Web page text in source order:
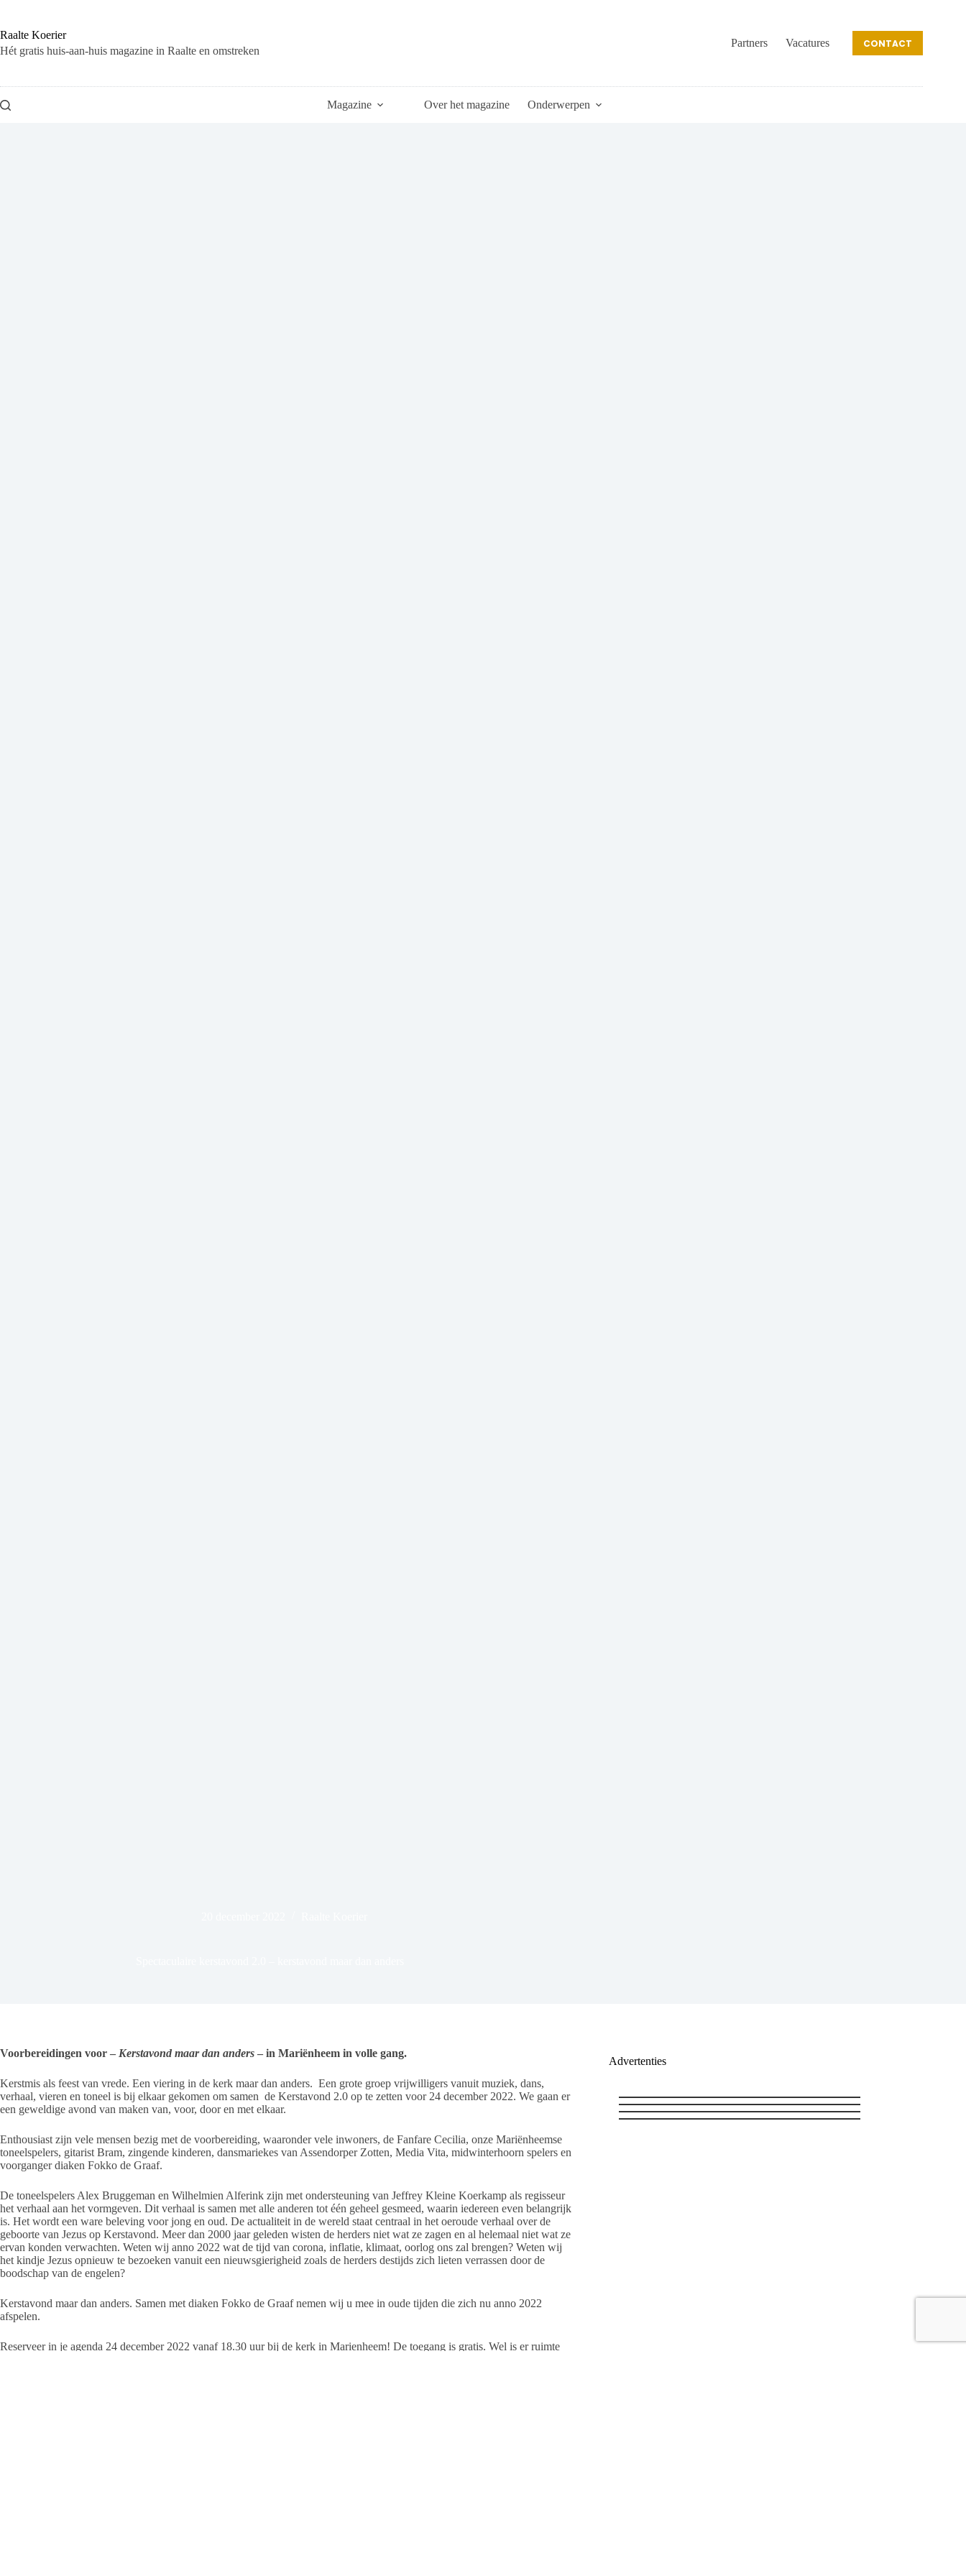
de
inhoud
Raalte Koerier
Hét gratis huis-aan-huis magazine in Raalte en omstreken
Partners Vacatures CONTACT
Magazine Over het magazine Onderwerpen
Voorbereidingen voor – Kerstavond maar dan anders – in Mariënheem in volle gang.
Kerstmis als feest van vrede. Een viering in de kerk maar dan anders. Een grote groep vrijwilligers vanuit muziek, dans,
verhaal, vieren en toneel is bij elkaar gekomen om samen de Kerstavond 2.0 op te zetten voor 24 december 2022. We gaan er
een geweldige avond van maken van, voor, door en met elkaar.
Enthousiast zijn vele mensen bezig met de voorbereiding, waaronder vele inwoners, de Fanfare Cecilia, onze Mariënheemse
toneelspelers, gitarist Bram, zingende kinderen, dansmariekes van Assendorper Zotten, Media Vita, midwinterhoorn spelers en
voorganger diaken Fokko de Graaf.
De toneelspelers Alex Bruggeman en Wilhelmien Alferink zijn met ondersteuning van Jeffrey Kleine Koerkamp als regisseur
het verhaal aan het vormgeven. Dit verhaal is samen met alle anderen tot één geheel gesmeed, waarin iedereen even belangrijk
is. Het wordt een ware beleving voor jong en oud. De actualiteit in de wereld staat centraal in het oeroude verhaal over de
geboorte van Jezus op Kerstavond. Meer dan 2000 jaar geleden wisten de herders niet wat ze zagen en al helemaal niet wat ze
ervan konden verwachten. Weten wij anno 2022 wat de tijd van corona, inflatie, klimaat, oorlog ons zal brengen? Weten wij
het kindje Jezus opnieuw te bezoeken vanuit een nieuwsgierigheid zoals de herders destijds zich lieten verrassen door de
boodschap van de engelen?
Kerstavond maar dan anders. Samen met diaken Fokko de Graaf nemen wij u mee in oude tijden die zich nu anno 2022
afspelen.
Reserveer in je agenda 24 december 2022 vanaf 18.30 uur bij de kerk in Marienheem! De toegang is gratis. Wel is er ruimte
Advertenties